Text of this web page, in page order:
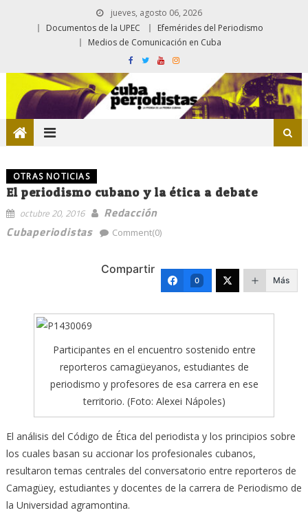
jueves, agosto 06, 2026
Documentos de la UPEC
Efemérides del Periodismo
Medios de Comunicación en Cuba
OTRAS NOTICIAS
El periodismo cubano y la ética a debate
octubre 20, 2016
Redacción
Cubaperiodistas
Comment(0)
Compartir
0 Más
Participantes en el encuentro sostenido entre
reporteros camagüeyanos, estudiantes de
periodismo y profesores de esa carrera en ese
territorio. (Foto: Alexei Nápoles)
El análisis del Código de Ética del periodista y los principios sobre
los cuales basan su accionar los profesionales cubanos,
resultaron temas centrales del conversatorio entre reporteros de
Camagüey, estudiantes y docentes de la carrera de Periodismo de
la Universidad agramontina.